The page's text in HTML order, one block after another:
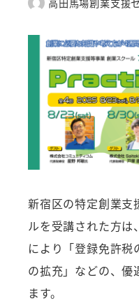
著
高田馬場創業支援
新宿区の特定創業支
ルを受講された方は
により「登録免許
の拡充」などの、優
ます。